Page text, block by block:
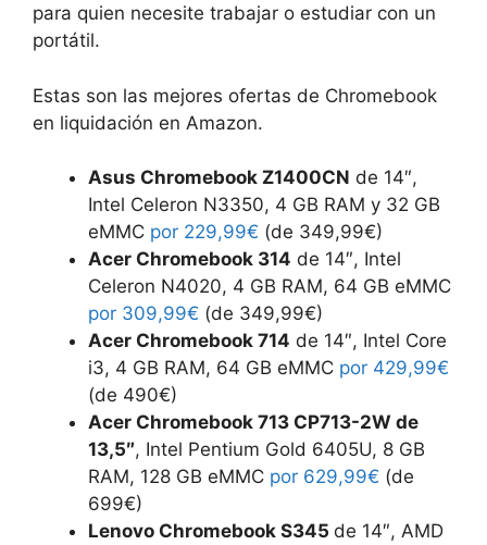
para quien necesite trabajar o estudiar con un
portátil.
Estas son las mejores ofertas de Chromebook
en liquidación en Amazon.
Asus Chromebook Z1400CN de 14″,
Intel Celeron N3350, 4 GB RAM y 32 GB
eMMC por 229,99€ (de 349,99€)
Acer Chromebook 314 de 14″, Intel
Celeron N4020, 4 GB RAM, 64 GB eMMC
por 309,99€ (de 349,99€)
Acer Chromebook 714 de 14″, Intel Core
i3, 4 GB RAM, 64 GB eMMC por 429,99€
(de 490€)
Acer Chromebook 713 CP713-2W de
13,5″, Intel Pentium Gold 6405U, 8 GB
RAM, 128 GB eMMC por 629,99€ (de
699€)
Lenovo Chromebook S345 de 14″, AMD